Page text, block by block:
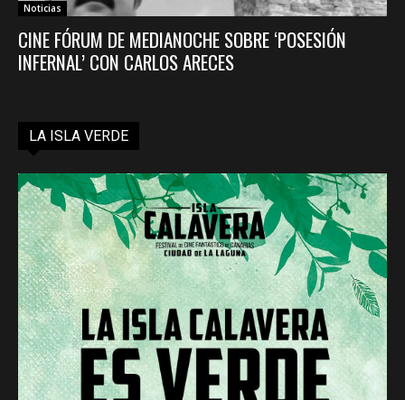
Noticias
CINE FÓRUM DE MEDIANOCHE SOBRE ‘POSESIÓN
INFERNAL’ CON CARLOS ARECES
LA ISLA VERDE